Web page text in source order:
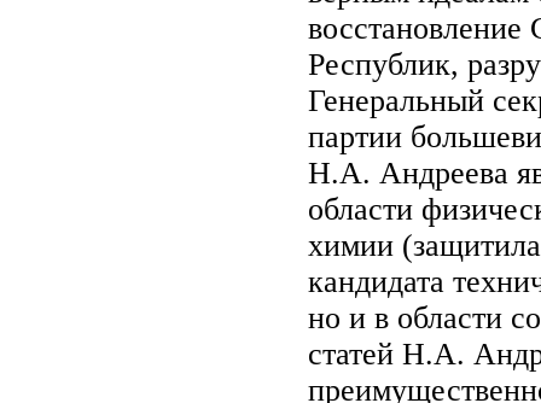
Республик,
Генеральный
партии
Н.А. Андреева
области
химии
кандидата
но и в области
статей Н.А.